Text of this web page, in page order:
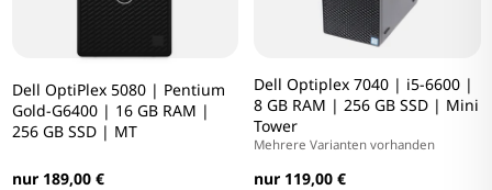
Dell OptiPlex 5080 | Pentium
Gold-G6400 | 16 GB RAM |
256 GB SSD | MT
nur 189,00 €
Dell Optiplex 7040 | i5-6600 |
8 GB RAM | 256 GB SSD | Mini
Tower
Mehrere Varianten vorhanden
nur 119,00 €